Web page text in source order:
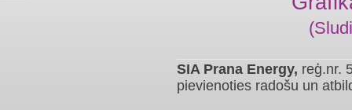
SIA Prana Energy, reģ.nr.
pievienoties radošu un